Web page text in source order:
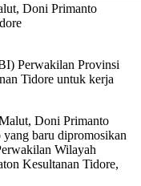
Doni Primanto
Perwakilan Provinsi
Tidore untuk kerja
Doni Primanto
baru dipromosikan
Wilayah
Kesultanan Tidore,